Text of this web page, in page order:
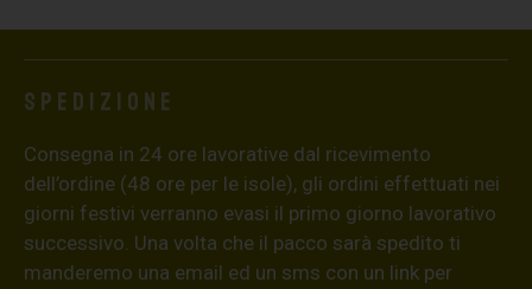
Spedizione
Consegna in 24 ore lavorative dal ricevimento
dell’ordine (48 ore per le isole), gli ordini effettuati nei
giorni festivi verranno evasi il primo giorno lavorativo
successivo. Una volta che il pacco sarà spedito ti
manderemo una email ed un sms con un link per